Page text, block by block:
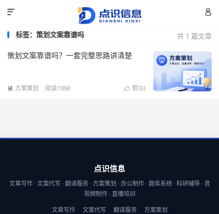


共 1 篇文章
标签：策划文案靠谱吗
策划文案靠谱吗？一套完整思路讲清楚
 赞(0)
 方案策划 阅读(189)
点识信息
文章写作 · 文案代写 · 翻译服务 · 方案策划 · 办公制作 · 题库系统 · 科研辅导 · 音
视频制作 · 直播培训
文章写作 文案代写 翻译服务 方案策划